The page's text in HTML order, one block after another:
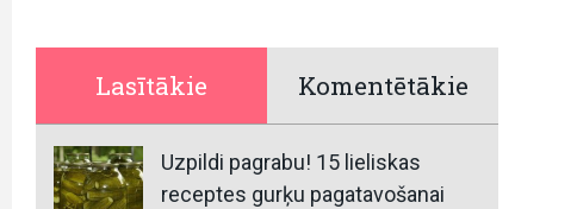
Lasītākie Komentētākie
Uzpildi pagrabu! 15 lieliskas
receptes gurķu pagatavošanai